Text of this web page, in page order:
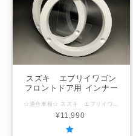
スズキ エブリイワゴン
フロントドア用 インナー
¥11,990